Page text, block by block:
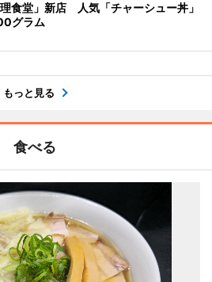
食堂」新店 人気「チャーシュー丼」
グラム
もっと見る
食べる